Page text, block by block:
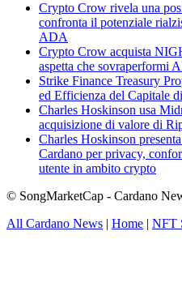
Crypto Crow rivela una
confronta il potenziale
ADA
Crypto Crow acquista
aspetta che sovraperformi
Strike Finance Treasury
ed Efficienza del Capitale
Charles Hoskinson usa
acquisizione di valore di
Charles Hoskinson
Cardano per privacy,
utente in ambito crypto
© SongMarketCap - Cardano
All Cardano News | Home | NFT